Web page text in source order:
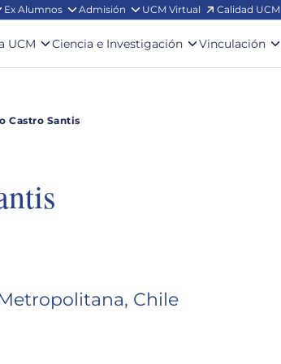
Ex Alumnos Admisión UCM Virtual Calidad UCM
UCM Ciencia e Investigación Vinculación
Castro Santis
Chile